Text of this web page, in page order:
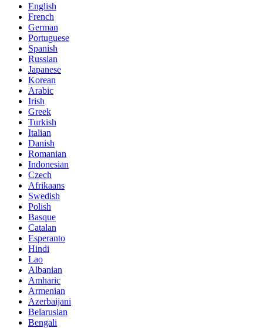
English
French
German
Portuguese
Spanish
Russian
Japanese
Korean
Arabic
Irish
Greek
Turkish
Italian
Danish
Romanian
Indonesian
Czech
Afrikaans
Swedish
Polish
Basque
Catalan
Esperanto
Hindi
Lao
Albanian
Amharic
Armenian
Azerbaijani
Belarusian
Bengali